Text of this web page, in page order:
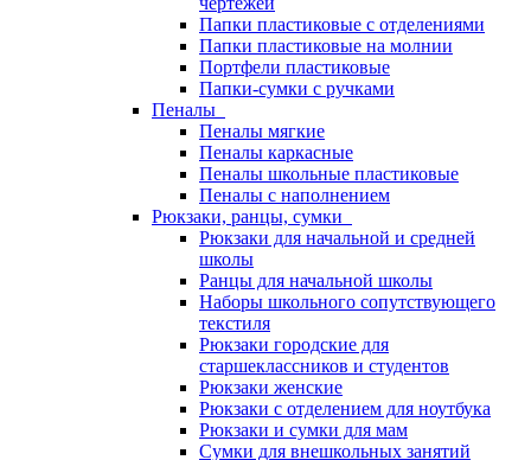
Папки пластиковые с отделениями
Папки пластиковые на молнии
Портфели пластиковые
Папки-сумки с ручками
Пеналы
Пеналы мягкие
Пеналы каркасные
Пеналы школьные пластиковые
Пеналы с наполнением
Рюкзаки, ранцы, сумки
Рюкзаки для начальной и средней
школы
Ранцы для начальной школы
Наборы школьного сопутствующего
текстиля
Рюкзаки городские для
старшеклассников и студентов
Рюкзаки женские
Рюкзаки с отделением для ноутбука
Рюкзаки и сумки для мам
Сумки для внешкольных занятий